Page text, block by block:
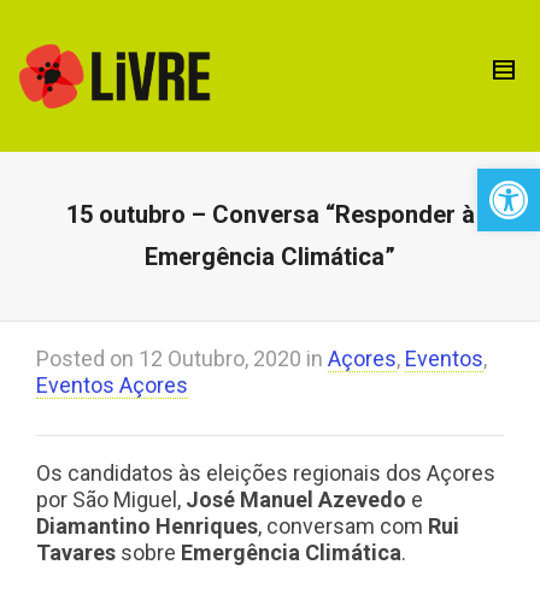
15 outubro – Conversa “Responder à
Emergência Climática”
Posted on 12 Outubro, 2020 in Açores, Eventos,
Eventos Açores
Os candidatos às eleições regionais dos Açores
por São Miguel, José Manuel Azevedo e
Diamantino Henriques, conversam com Rui
Tavares sobre Emergência Climática.